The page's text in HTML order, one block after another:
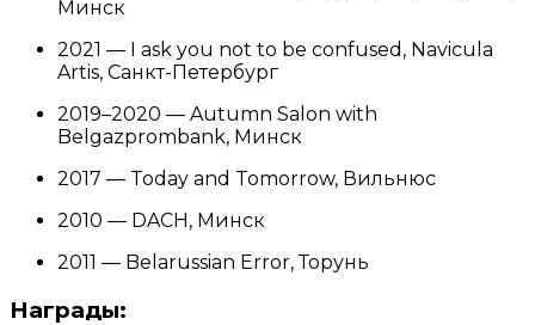
Минск
2021 — I ask you not to be confused, Navicula
Artis, Санкт-Петербург
2019–2020 — Autumn Salon with
Belgazprombank, Минск
2017 — Today and Tomorrow, Вильнюс
2010 — DACH, Минск
2011 — Belarussian Error, Торунь
Награды: